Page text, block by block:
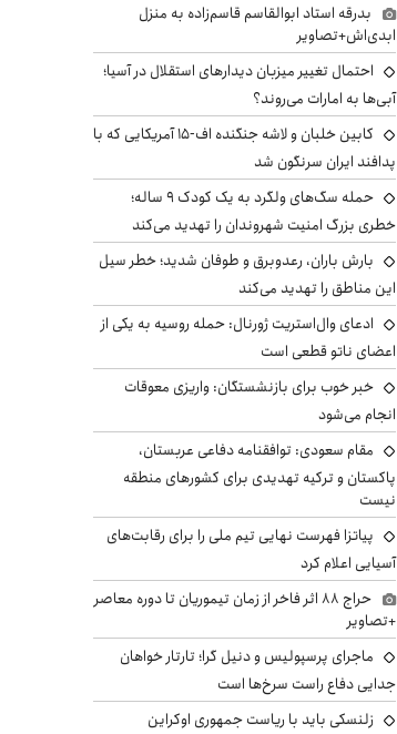
بدرقه استاد ابوالقاسم قاسم‌زاده به منزل
ابدی‌اش+تصاویر
احتمال تغییر میزبان دیدارهای استقلال در آسیا؛
آبی‌ها به امارات می‌روند؟
کابین خلبان و لاشه جنگنده اف-۱۵ آمریکایی که با
پدافند ایران سرنگون شد
حمله سگ‌های ولگرد به یک کودک ۹ ساله؛
خطری بزرگ امنیت شهروندان را تهدید می‌کند
بارش باران، رعدوبرق و طوفان شدید؛ خطر سیل
این مناطق را تهدید می‌کند
ادعای وال‌استریت ژورنال: حمله روسیه به یکی از
اعضای ناتو قطعی است
خبر خوب برای بازنشستگان: واریزی معوقات
انجام می‌شود
مقام سعودی: توافقنامه دفاعی عربستان،
پاکستان و ترکیه تهدیدی برای کشورهای منطقه
نیست
پیاتزا فهرست نهایی تیم ملی را برای رقابت‌های
آسیایی اعلام کرد
حراج ۸۸ اثر فاخر از زمان تیموریان تا دوره معاصر
+تصاویر
ماجرای پرسپولیس و دنیل گرا؛ تارتار خواهان
جدایی دفاع راست سرخ‌ها است
زلنسکی باید با ریاست جمهوری اوکراین